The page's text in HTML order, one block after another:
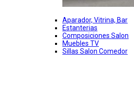
Aparador, Vitrina, Bar
Estanterias
Composiciones Salon
Muebles TV
Sillas Salon Comedor